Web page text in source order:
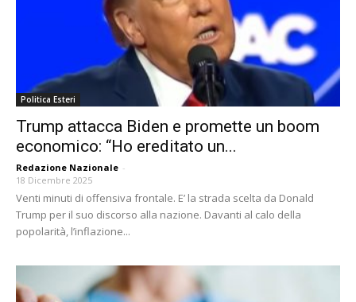
Politica Esteri
Trump attacca Biden e promette un boom
economico: “Ho ereditato un...
Redazione Nazionale -
18 Dicembre 2025
Venti minuti di offensiva frontale. E’ la strada scelta da Donald
Trump per il suo discorso alla nazione. Davanti al calo della
popolarità, l’inflazione...